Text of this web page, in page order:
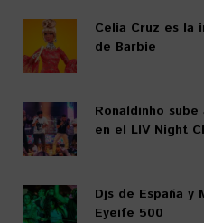
Celia Cruz es la
de Barbie
Ronaldinho
en el LIV Night
Djs de España y
Eyeife 500